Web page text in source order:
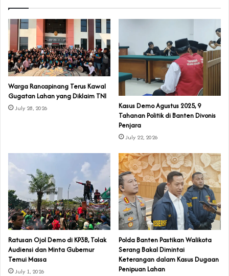
‎Warga Rancapinang Terus Kawal
Gugatan Lahan yang Diklaim TNI‎‎
July 28, 2026
‎Kasus Demo Agustus 2025, 9
Tahanan Politik di Banten Divonis
Penjara
July 22, 2026
‎Ratusan Ojol Demo di KP3B, Tolak
Audiensi dan Minta Gubernur
Temui Massa
July 1, 2026
Polda Banten Pastikan Walikota
Serang Bakal Dimintai
Keterangan dalam Kasus Dugaan
Penipuan Lahan